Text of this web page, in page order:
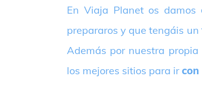
En Viaja Planet os damos
prepararos y que tengáis un
Además por nuestra
los mejores sitios para ir con